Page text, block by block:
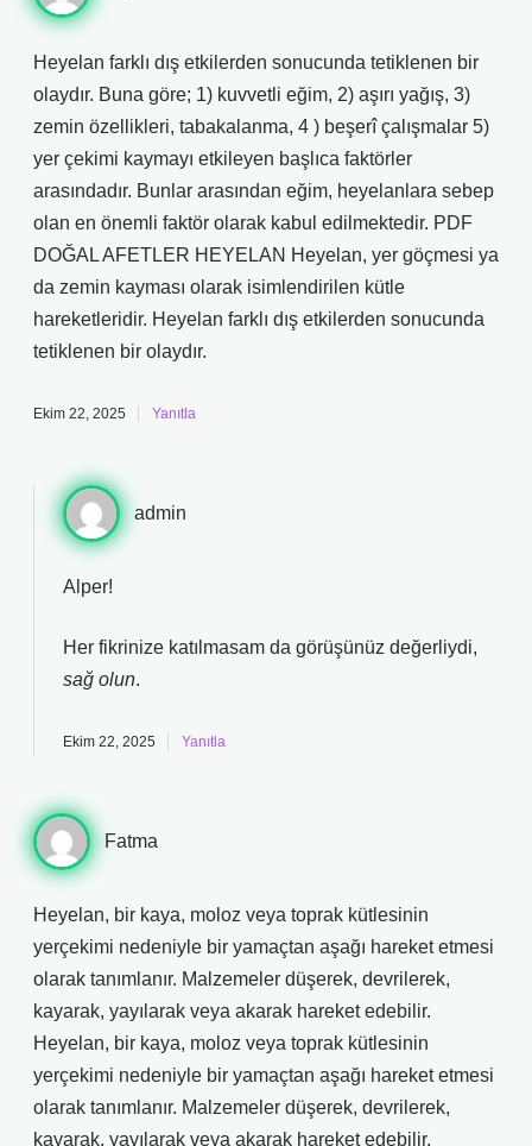
Heyelan farklı dış etkilerden sonucunda tetiklenen bir
olaydır. Buna göre; 1) kuvvetli eğim, 2) aşırı yağış, 3)
zemin özellikleri, tabakalanma, 4 ) beşerî çalışmalar 5)
yer çekimi kaymayı etkileyen başlıca faktörler
arasındadır. Bunlar arasından eğim, heyelanlara sebep
olan en önemli faktör olarak kabul edilmektedir. PDF
DOĞAL AFETLER HEYELAN Heyelan, yer göçmesi ya
da zemin kayması olarak isimlendirilen kütle
hareketleridir. Heyelan farklı dış etkilerden sonucunda
tetiklenen bir olaydır.
Ekim 22, 2025 Yanıtla
admin
Alper!
Her fikrinize katılmasam da görüşünüz değerliydi,
sağ olun.
Ekim 22, 2025 Yanıtla
Fatma
Heyelan, bir kaya, moloz veya toprak kütlesinin
yerçekimi nedeniyle bir yamaçtan aşağı hareket etmesi
olarak tanımlanır. Malzemeler düşerek, devrilerek,
kayarak, yayılarak veya akarak hareket edebilir.
Heyelan, bir kaya, moloz veya toprak kütlesinin
yerçekimi nedeniyle bir yamaçtan aşağı hareket etmesi
olarak tanımlanır. Malzemeler düşerek, devrilerek,
kayarak, yayılarak veya akarak hareket edebilir.